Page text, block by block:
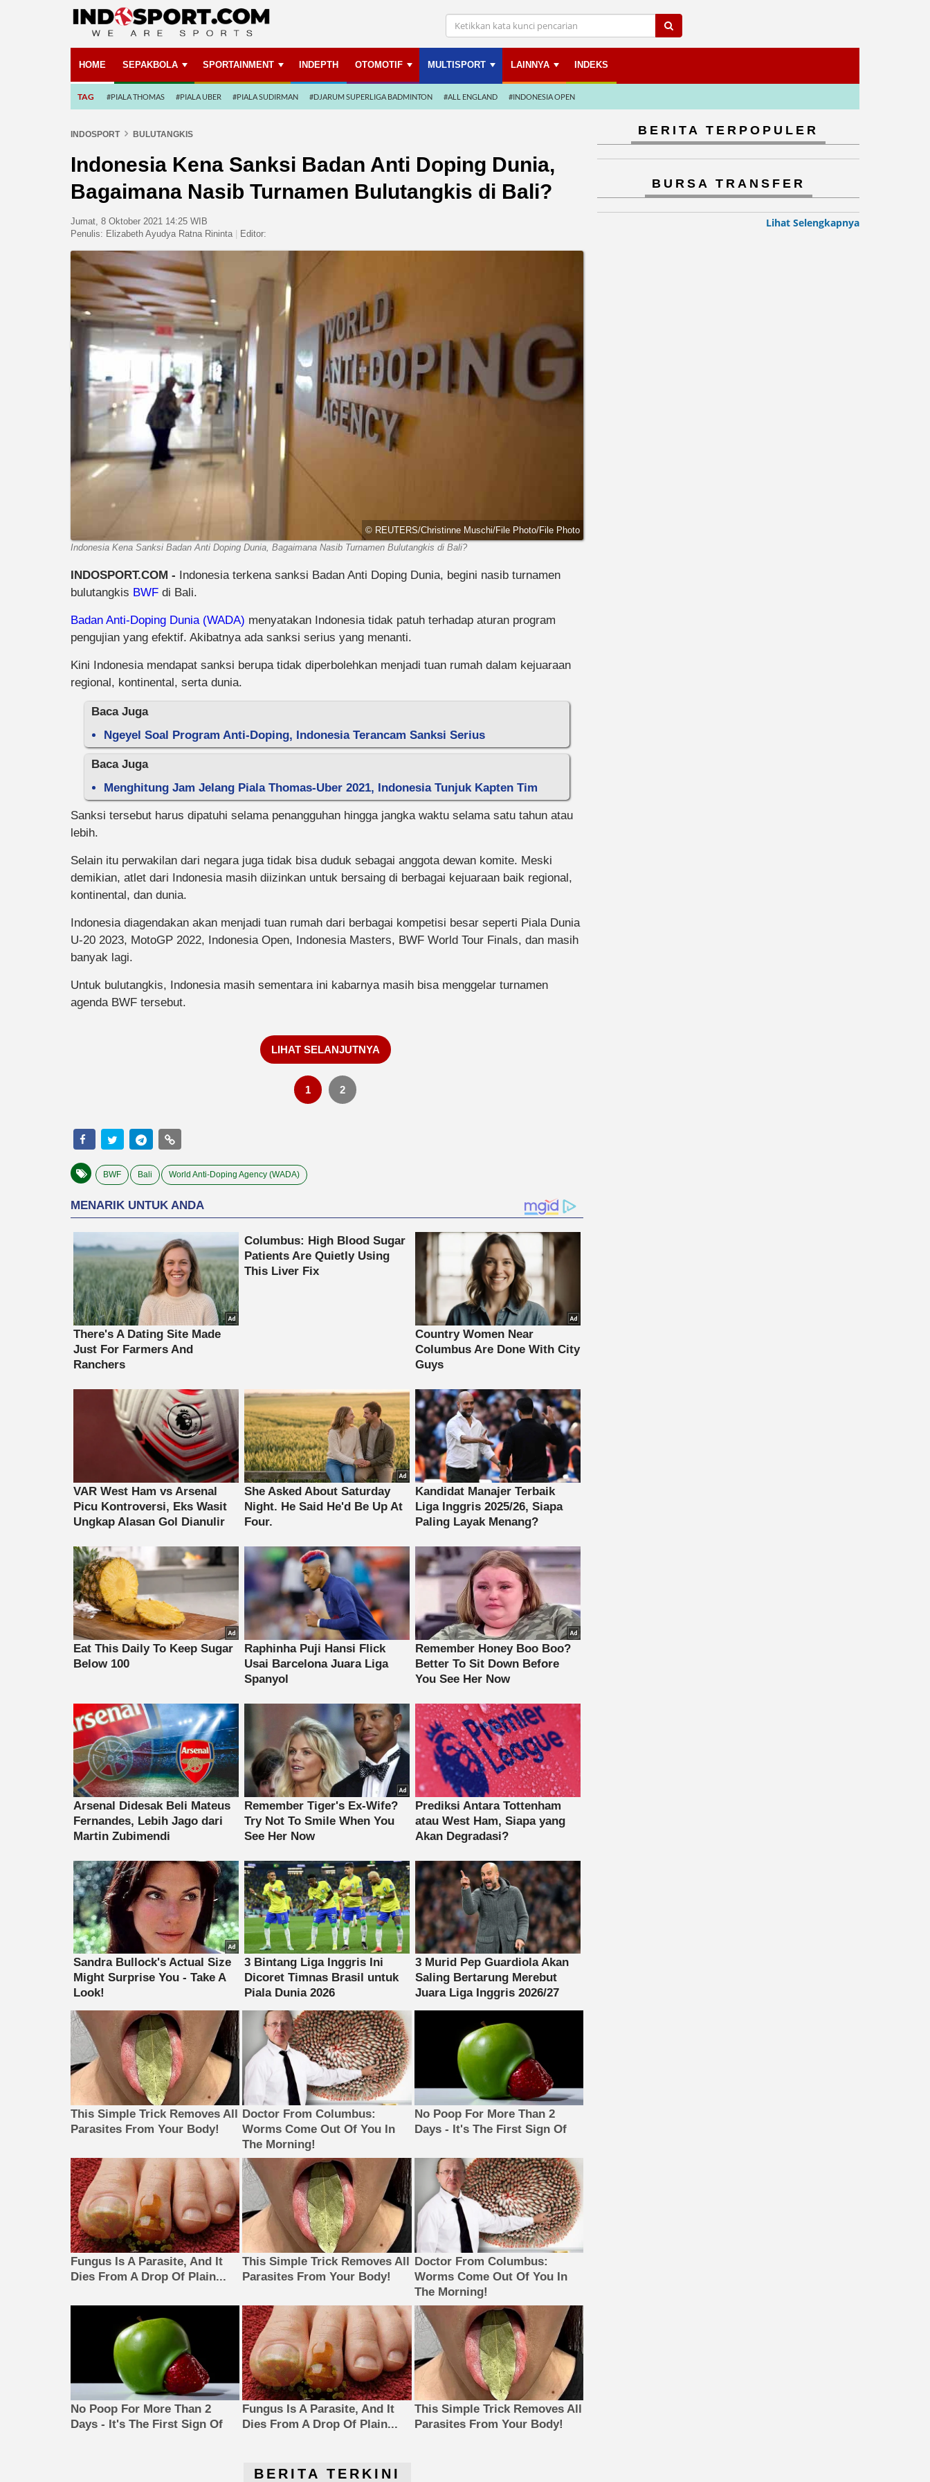
HOME SEPAKBOLA SPORTAINMENT INDEPTH OTOMOTIF MULTISPORT LAINNYA INDEKS
TAG #PIALA THOMAS #PIALA UBER #PIALA SUDIRMAN #DJARUM SUPERLIGA BADMINTON #ALL ENGLAND #INDONESIA OPEN
INDOSPORT BULUTANGKIS
Indonesia Kena Sanksi Badan Anti Doping Dunia,
Bagaimana Nasib Turnamen Bulutangkis di Bali?
Jumat, 8 Oktober 2021 14:25 WIB
Penulis: Elizabeth Ayudya Ratna Rininta Editor:
© REUTERS/Christinne Muschi/File Photo/File Photo
Indonesia Kena Sanksi Badan Anti Doping Dunia, Bagaimana Nasib Turnamen Bulutangkis di Bali?
INDOSPORT.COM - Indonesia terkena sanksi Badan Anti Doping Dunia, begini nasib turnamen
bulutangkis BWF di Bali.
Badan Anti-Doping Dunia (WADA) menyatakan Indonesia tidak patuh terhadap aturan program
pengujian yang efektif. Akibatnya ada sanksi serius yang menanti.
Kini Indonesia mendapat sanksi berupa tidak diperbolehkan menjadi tuan rumah dalam kejuaraan
regional, kontinental, serta dunia.
Baca Juga
Ngeyel Soal Program Anti-Doping, Indonesia Terancam Sanksi Serius
Baca Juga
Menghitung Jam Jelang Piala Thomas-Uber 2021, Indonesia Tunjuk Kapten Tim
Sanksi tersebut harus dipatuhi selama penangguhan hingga jangka waktu selama satu tahun atau
lebih.
Selain itu perwakilan dari negara juga tidak bisa duduk sebagai anggota dewan komite. Meski
demikian, atlet dari Indonesia masih diizinkan untuk bersaing di berbagai kejuaraan baik regional,
kontinental, dan dunia.
Indonesia diagendakan akan menjadi tuan rumah dari berbagai kompetisi besar seperti Piala Dunia
U-20 2023, MotoGP 2022, Indonesia Open, Indonesia Masters, BWF World Tour Finals, dan masih
banyak lagi.
Untuk bulutangkis, Indonesia masih sementara ini kabarnya masih bisa menggelar turnamen
agenda BWF tersebut.
LIHAT SELANJUTNYA
1 2
BWF Bali World Anti-Doping Agency (WADA)
This Simple Trick Removes All
Parasites From Your Body!
Doctor From Columbus:
Worms Come Out Of You In
The Morning!
No Poop For More Than 2
Days - It's The First Sign Of
Fungus Is A Parasite, And It
Dies From A Drop Of Plain...
This Simple Trick Removes All
Parasites From Your Body!
Doctor From Columbus:
Worms Come Out Of You In
The Morning!
No Poop For More Than 2
Days - It's The First Sign Of
Fungus Is A Parasite, And It
Dies From A Drop Of Plain...
This Simple Trick Removes All
Parasites From Your Body!
BERITA TERKINI
BERITA TERPOPULER
BURSA TRANSFER
Lihat Selengkapnya